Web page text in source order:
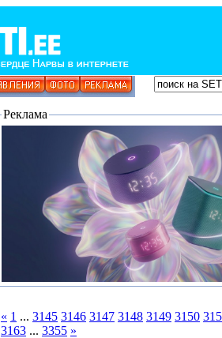
Реклама
« 1 ... 3145 3146 3147 3148 3149 3150
3163 ... 3355 »